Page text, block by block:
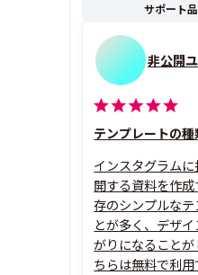
サポート
非公開
テンプレートの
インスタグラム
開する資料を作
存のシンプルな
とが多く、デザ
がりになること
ちらは無料で利用